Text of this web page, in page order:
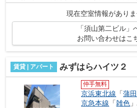
しが良好な物件です。駅まで4分と、駅...
現在空室情報がありま
「須山第二ビル」
お問い合わせはこ
賃貸 | アパート みずはらハイツ２
仲手無料
京浜東北線 「蒲田
京急本線 「雑色